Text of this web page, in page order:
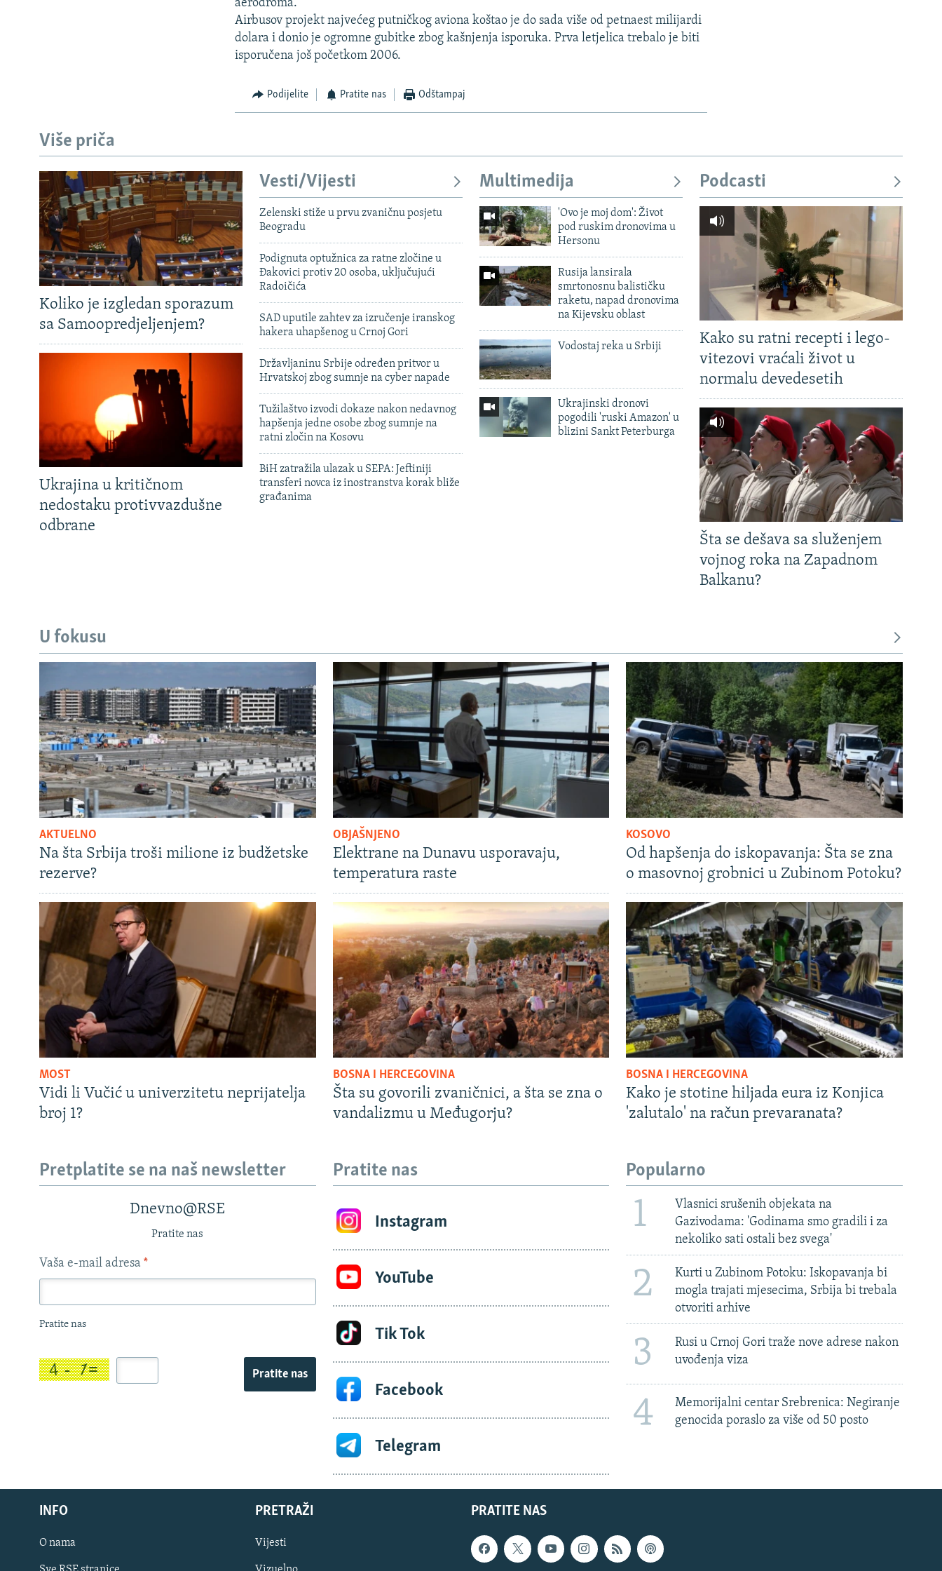
TV LIBERTY
POST SCRIPTUM
MOJA EVROPA
TRI DECENIJE OD RATA U BIH
SVE KARTE DEJTONA
NASTANAK I RASPAD JUGOSLAVIJE
aerodroma.
Airbusov projekt najvećeg putničkog aviona koštao je do sada više od petnaest milijardi
dolara i donio je ogromne gubitke zbog kašnjenja isporuka. Prva letjelica trebalo je biti
isporučena još početkom 2006.
Podijelite Pratite nas Odštampaj
Više priča
Koliko je izgledan sporazum
sa Samoopredjeljenjem?
Ukrajina u kritičnom
nedostaku protivvazdušne
odbrane
Vesti/Vijesti
Zelenski stiže u prvu zvaničnu posjetu
Beogradu
Podignuta optužnica za ratne zločine u
Đakovici protiv 20 osoba, uključujući
Radoičića
SAD uputile zahtev za izručenje iranskog
hakera uhapšenog u Crnoj Gori
Državljaninu Srbije određen pritvor u
Hrvatskoj zbog sumnje na cyber napade
Tužilaštvo izvodi dokaze nakon nedavnog
hapšenja jedne osobe zbog sumnje na
ratni zločin na Kosovu
BiH zatražila ulazak u SEPA: Jeftiniji
transferi novca iz inostranstva korak bliže
građanima
Multimedija
'Ovo je moj dom': Život
pod ruskim dronovima u
Hersonu
Rusija lansirala
smrtonosnu balističku
raketu, napad dronovima
na Kijevsku oblast
Vodostaj reka u Srbiji
Ukrajinski dronovi
pogodili 'ruski Amazon' u
blizini Sankt Peterburga
Podcasti
Kako su ratni recepti i lego-
vitezovi vraćali život u
normalu devedesetih
Šta se dešava sa služenjem
vojnog roka na Zapadnom
Balkanu?
U fokusu
AKTUELNO
Na šta Srbija troši milione iz budžetske
rezerve?
OBJAŠNJENO
Elektrane na Dunavu usporavaju,
temperatura raste
KOSOVO
Od hapšenja do iskopavanja: Šta se zna
o masovnoj grobnici u Zubinom Potoku?
MOST
Vidi li Vučić u univerzitetu neprijatelja
broj 1?
BOSNA I HERCEGOVINA
Šta su govorili zvaničnici, a šta se zna o
vandalizmu u Međugorju?
BOSNA I HERCEGOVINA
Kako je stotine hiljada eura iz Konjica
'zalutalo' na račun prevaranata?
Pretplatite se na naš newsletter
Dnevno@RSE
Pratite nas
Vaša e-mail adresa *
Pratite nas
Pratite nas
Pratite nas
Instagram
YouTube
Tik Tok
Facebook
Telegram
Popularno
1
Vlasnici srušenih objekata na
Gazivodama: 'Godinama smo gradili i za
nekoliko sati ostali bez svega'
2
Kurti u Zubinom Potoku: Iskopavanja bi
mogla trajati mjesecima, Srbija bi trebala
otvoriti arhive
3
Rusi u Crnoj Gori traže nove adrese nakon
uvođenja viza
4
Memorijalni centar Srebrenica: Negiranje
genocida poraslo za više od 50 posto
PRATITE NAS
INFO
O nama
PRETRAŽI
Vijesti